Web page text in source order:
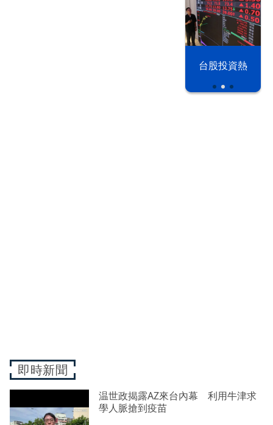
台股投資熱
即時新聞
温世政揭露AZ來台內幕 利用牛津求
學人脈搶到疫苗